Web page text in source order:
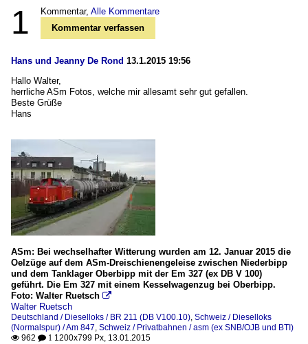
1 Kommentar, Alle Kommentare
Kommentar verfassen
Hans und Jeanny De Rond 13.1.2015 19:56
Hallo Walter,
herrliche ASm Fotos, welche mir allesamt sehr gut gefallen.
Beste Grüße
Hans
ASm: Bei wechselhafter Witterung wurden am 12. Januar 2015 die
Oelzüge auf dem ASm-Dreischienengeleise zwischen Niederbipp
und dem Tanklager Oberbipp mit der Em 327 (ex DB V 100)
geführt. Die Em 327 mit einem Kesselwagenzug bei Oberbipp.
Foto: Walter Ruetsch 
Walter Ruetsch
Deutschland / Dieselloks / BR 211 (DB V100.10), Schweiz / Dieselloks
(Normalspur) / Am 847, Schweiz / Privatbahnen / asm (ex SNB/OJB und BTI)
 962  1 1200x799 Px, 13.01.2015